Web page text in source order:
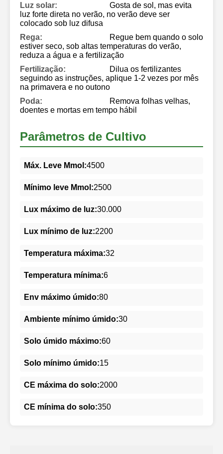
Luz solar:
Gosta de sol, mas evita
luz forte direta no verão, no verão deve ser
colocado sob luz difusa
Rega:
Regue bem quando o solo
estiver seco, sob altas temperaturas do verão,
reduza a água e a fertilização
Fertilização:
Dilua os fertilizantes
seguindo as instruções, aplique 1-2 vezes por mês
na primavera e no outono
Poda:
Remova folhas velhas,
doentes e mortas em tempo hábil
Parâmetros de Cultivo
Máx. Leve Mmol:4500
Mínimo leve Mmol:2500
Lux máximo de luz:30.000
Lux mínimo de luz:2200
Temperatura máxima:32
Temperatura mínima:6
Env máximo úmido:80
Ambiente mínimo úmido:30
Solo úmido máximo:60
Solo mínimo úmido:15
CE máxima do solo:2000
CE mínima do solo:350